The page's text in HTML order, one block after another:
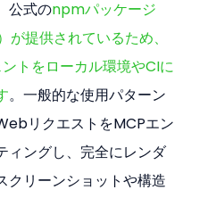
公式のnpmパッケージ
提供されているため、
トをローカル環境やCIに
。一般的な使用パターン
リクエストをMCPエン
ィングし、完全にレンダ
クリーンショットや構造